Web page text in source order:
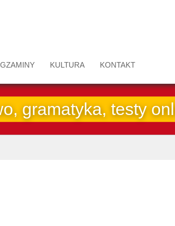
KULTURA KONTAKT
gramatyka, testy